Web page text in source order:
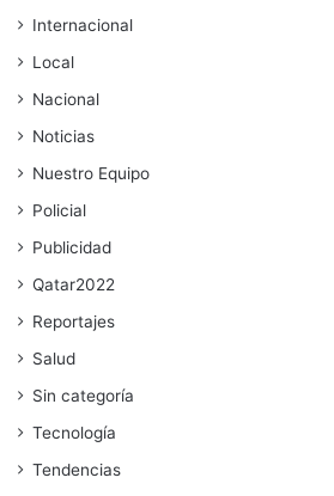
Internacional
Local
Nacional
Noticias
Nuestro Equipo
Policial
Publicidad
Qatar2022
Reportajes
Salud
Sin categoría
Tecnología
Tendencias